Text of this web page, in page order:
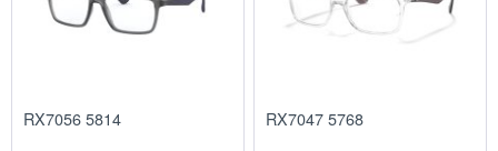
RX7056 5814 RX7047 5768